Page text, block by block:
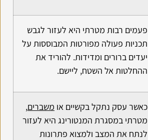
פעמים רבות מטרתי היא לעזור לגבש
תכניות פעולה מפורטות המבוססות על
יעדים ברורים ומדידות. להוריד את
ההחלטות אל השטח, ליישם.
כאשר עסק נתקל בקשיים או משברים,
מטרתי במסגרת המנטורינג היא לעזור
לנתח את המצב ולמצוא פתרונות